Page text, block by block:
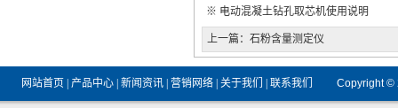
※ 电动混凝土钻孔取芯机使用说明
上一篇： 石粉含量测定仪
网站首页 产品中心 新闻资讯 营销网络 关于我们 联系我们 Copyright